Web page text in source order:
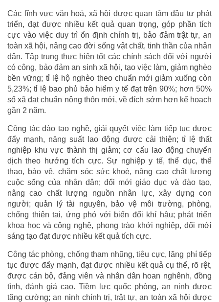
Các lĩnh vực văn hoá, xã hội được quan tâm đầu tư phát
triển, đạt được nhiều kết quả quan trọng, góp phần tích
cực vào việc duy trì ổn định chính trị, bảo đảm trật tự, an
toàn xã hội, nâng cao đời sống vật chất, tinh thần của nhân
dân. Tập trung thực hiện tốt các chính sách đối với người
có công, bảo đảm an sinh xã hội, tạo việc làm, giảm nghèo
bền vững; tỉ lệ hộ nghèo theo chuẩn mới giảm xuống còn
5,23%; tỉ lệ bao phủ bảo hiểm y tế đạt trên 90%; hơn 50%
số xã đạt chuẩn nông thôn mới, về đích sớm hơn kế hoạch
gần 2 năm.
Công tác đào tạo nghề, giải quyết việc làm tiếp tục được
đẩy mạnh, năng suất lao động được cải thiện; tỉ lệ thất
nghiệp khu vực thành thị giảm; cơ cấu lao động chuyển
dịch theo hướng tích cực. Sự nghiệp y tế, thể dục, thể
thao, bảo vệ, chăm sóc sức khoẻ, nâng cao chất lượng
cuộc sống của nhân dân; đổi mới giáo dục và đào tạo,
nâng cao chất lượng nguồn nhân lực, xây dựng con
người; quản lý tài nguyên, bảo vệ môi trường, phòng,
chống thiên tai, ứng phó với biến đổi khí hậu; phát triển
khoa học và công nghệ, phong trào khởi nghiệp, đổi mới
sáng tạo đạt được nhiều kết quả tích cực.
Công tác phòng, chống tham nhũng, tiêu cực, lãng phí tiếp
tục được đẩy mạnh, đạt được nhiều kết quả cụ thể, rõ rệt,
được cán bộ, đảng viên và nhân dân hoan nghênh, đồng
tình, đánh giá cao. Tiềm lực quốc phòng, an ninh được
tăng cường; an ninh chính trị, trật tự, an toàn xã hội được